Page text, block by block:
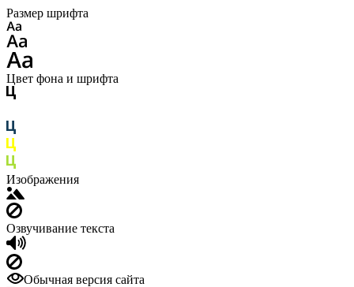
Размер шрифта
Цвет фона и шрифта
Изображения
Озвучивание текста
Обычная версия сайта